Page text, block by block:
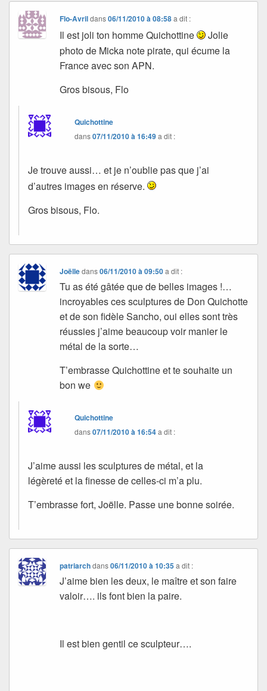
Flo-Avrildans06/11/2010 à 08:58 a dit :
Il est joli ton homme Quichottine
Jolie
photo de Micka note pirate, qui écume la
France avec son APN.
Gros bisous, Flo
Quichottine
dans07/11/2010 à 16:49a dit :
Je trouve aussi… et je n’oublie pas que j’ai
d’autres images en réserve.
Gros bisous, Flo.
Joëlledans06/11/2010 à 09:50 a dit :
Tu as été gâtée que de belles images !…
incroyables ces sculptures de Don Quichotte
et de son fidèle Sancho, oui elles sont très
réussies j’aime beaucoup voir manier le
métal de la sorte…
T’embrasse Quichottine et te souhaite un
bon we
Quichottine
dans07/11/2010 à 16:54a dit :
J’aime aussi les sculptures de métal, et la
légèreté et la finesse de celles-ci m’a plu.
T’embrasse fort, Joëlle. Passe une bonne soirée.
patriarchdans06/11/2010 à 10:35 a dit :
J’aime bien les deux, le maître et son faire
valoir…. ils font bien la paire.
Il est bien gentil ce sculpteur….